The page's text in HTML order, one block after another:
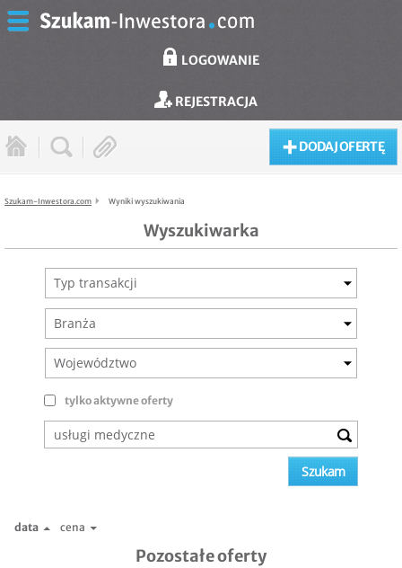
LOGOWANIE
REJESTRACJA
DODAJ OFERTĘ
Szukam-Inwestora.com Wyniki wyszukiwania
Wyszukiwarka
Typ transakcji
Branża
Województwo
tylko aktywne oferty
data cena
Pozostałe oferty